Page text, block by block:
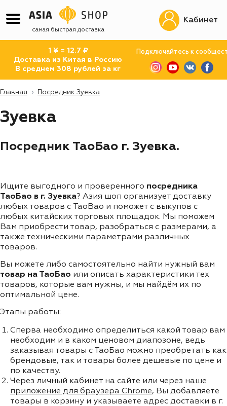
самая быстрая доставка
1 ¥ = 12.7 ₽
Доставка из Китая в Россию
В среднем 308 рублей за кг
Подключайтесь к
Кабинет
Главная Посредник Зуевка
Зуевка
Посредник ТаоБао г. Зуевка.
Ищите выгодного и проверенного посредника
ТаоБао в г. Зуевка? Азия шоп организует доставку
любых товаров с TaoBao и поможет с выкупов с
любых китайских торговых площадок. Мы поможем
Вам приобрести товар, разобраться с размерами, а
также техническими параметрами различных
товаров.
Вы можете либо самостоятельно найти нужный вам
товар на ТаоБао или описать характеристики тех
товаров, которые вам нужны, и мы найдём их по
оптимальной цене.
Этапы работы:
Сперва необходимо определиться какой товар вам
необходим и в каком ценовом диапозоне, ведь
заказывая товары с ТаоБао можно преобретать как
брендовые, так и товары более дешевые по цене и
по качеству.
Через личный кабинет на сайте или через наше
приложение для браузера Chrome, Вы добавляете
товары в корзину и указываете адрес доставки в г.